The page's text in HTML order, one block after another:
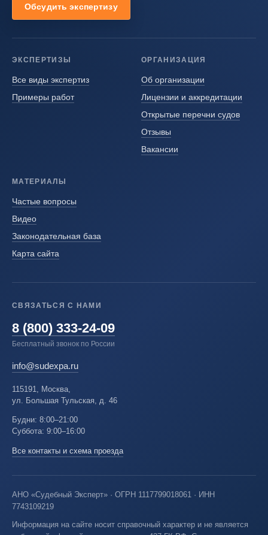
Обсудить экспертизу
ЭКСПЕРТИЗЫ
Все виды экспертиз
Примеры работ
ОРГАНИЗАЦИЯ
Об организации
Лицензии и аккредитации
Открытые перечни судов
Отзывы
Вакансии
МАТЕРИАЛЫ
Частые вопросы
Видео
Законодательная база
Карта сайта
СВЯЗАТЬСЯ С НАМИ
8 (800) 333-24-09
Бесплатный звонок по России
info@sudexpa.ru
115191, Москва,
ул. Большая Тульская, д. 46
Будни: 8:00–21:00
Суббота: 9:00–16:00
Все контакты и схема проезда
АНО «Судебный Эксперт» · ОГРН 1117799018061 · ИНН
7743109219
Информация на сайте носит справочный характер и не является